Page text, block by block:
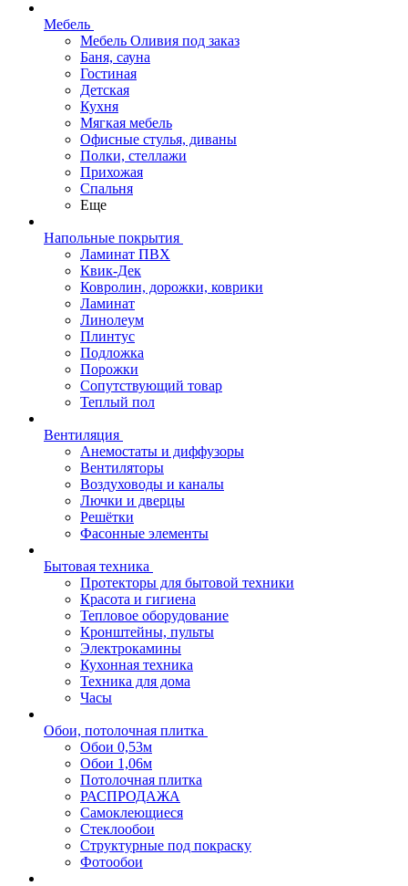
Мебель
Мебель Оливия под заказ
Баня, сауна
Гостиная
Детская
Кухня
Мягкая мебель
Офисные стулья, диваны
Полки, стеллажи
Прихожая
Спальня
Еще
Напольные покрытия
Ламинат ПВХ
Квик-Дек
Ковролин, дорожки, коврики
Ламинат
Линолеум
Плинтус
Подложка
Порожки
Сопутствующий товар
Теплый пол
Вентиляция
Анемостаты и диффузоры
Вентиляторы
Воздуховоды и каналы
Лючки и дверцы
Решётки
Фасонные элементы
Бытовая техника
Протекторы для бытовой техники
Красота и гигиена
Тепловое оборудование
Кронштейны, пульты
Электрокамины
Кухонная техника
Техника для дома
Часы
Обои, потолочная плитка
Обои 0,53м
Обои 1,06м
Потолочная плитка
РАСПРОДАЖА
Самоклеющиеся
Стеклообои
Структурные под покраску
Фотообои